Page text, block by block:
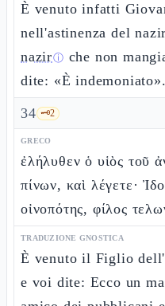
È venuto infatti
nell'astinenza del
nazirⓘ che non
dite: «È indemoniato».
34 🗝️2
GRECO
ἐλήλυθεν ὁ υἱὸς τοῦ
πίνων, καὶ λέγετε·
οἰνοπότης, φίλος
TRADUZIONE GNOSTICA
È venuto il Figlio
e voi dite: Ecco un